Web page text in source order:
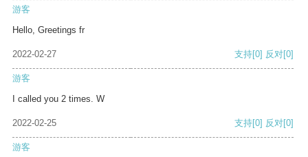
游客
Hello, Greetings fr
2022-02-27 支持[0] 反对[0]
游客
I called you 2 times. W
2022-02-25 支持[0] 反对[0]
游客